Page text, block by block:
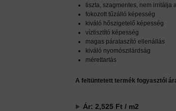
tiszta, szagmentes, nem irritálja
fokozott tűzálló képesség
kiváló hőszigetelő képesség
víztisztító képesség
magas párataszító ellenállás
kiváló nyomószilárdság
mérettartás
A feltüntetett termék fogyasztói
Ár: 2,525 Ft / m2